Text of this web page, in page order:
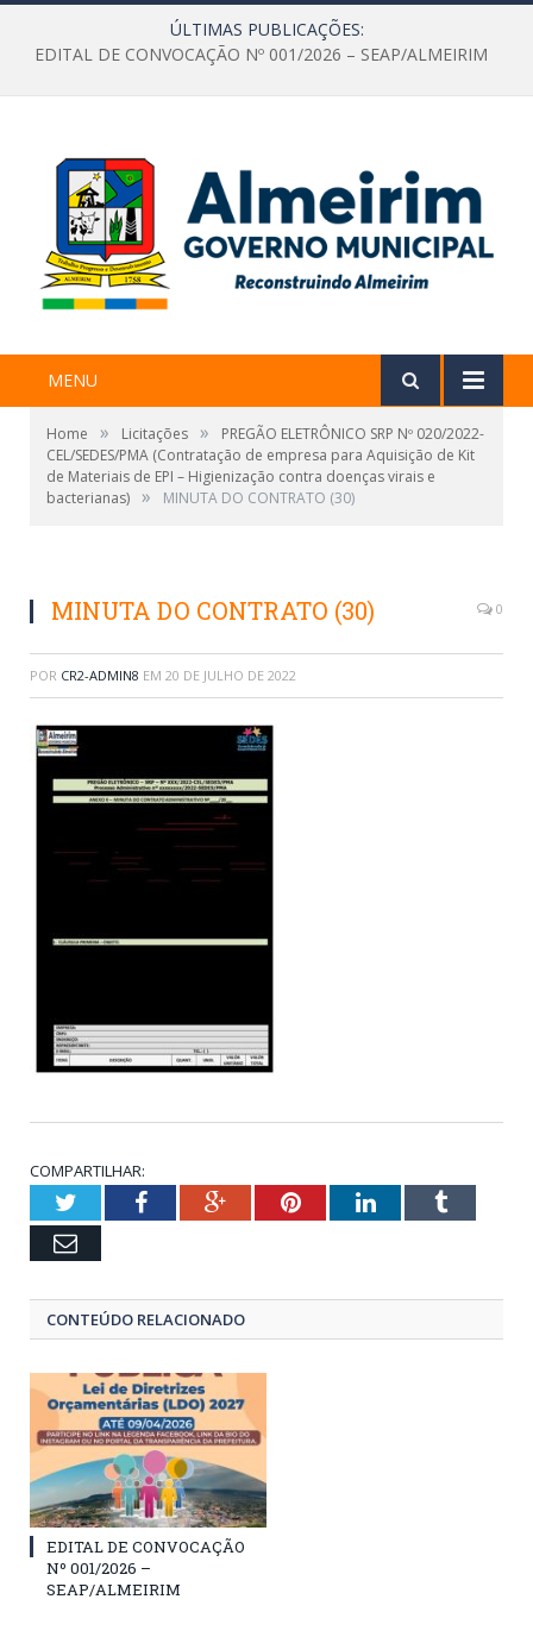
ÚLTIMAS PUBLICAÇÕES:
EDITAL DE CONVOCAÇÃO Nº 001/2026 – SEAP/ALMEIRIM
MENU
Home » Licitações »
PREGÃO ELETRÔNICO SRP Nº 020/2022-
CEL/SEDES/PMA (Contratação de empresa para Aquisição de Kit
de Materiais de EPI – Higienização contra doenças virais e
bacterianas) » MINUTA DO CONTRATO (30)
MINUTA DO CONTRATO (30) 0
POR CR2-ADMIN8 EM 20 DE JULHO DE 2022
COMPARTILHAR:
TwitterFacebookGoogle+PinterestLinkedInTumblr
Email
CONTEÚDO RELACIONADO
EDITAL DE CONVOCAÇÃO
Nº 001/2026 –
SEAP/ALMEIRIM